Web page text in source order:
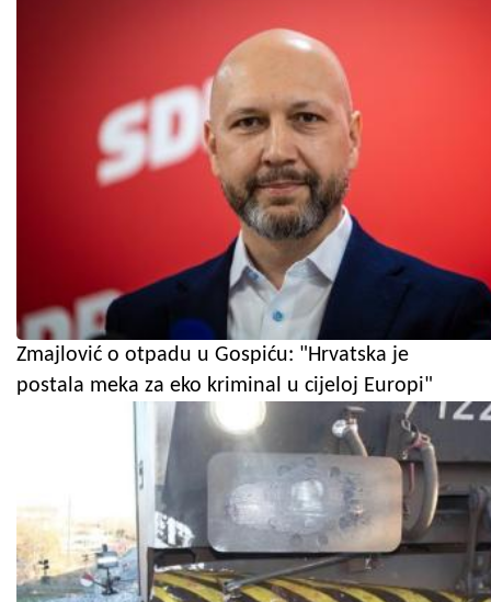
Zmajlović o otpadu u Gospiću: "Hrvatska je
postala meka za eko kriminal u cijeloj Europi"